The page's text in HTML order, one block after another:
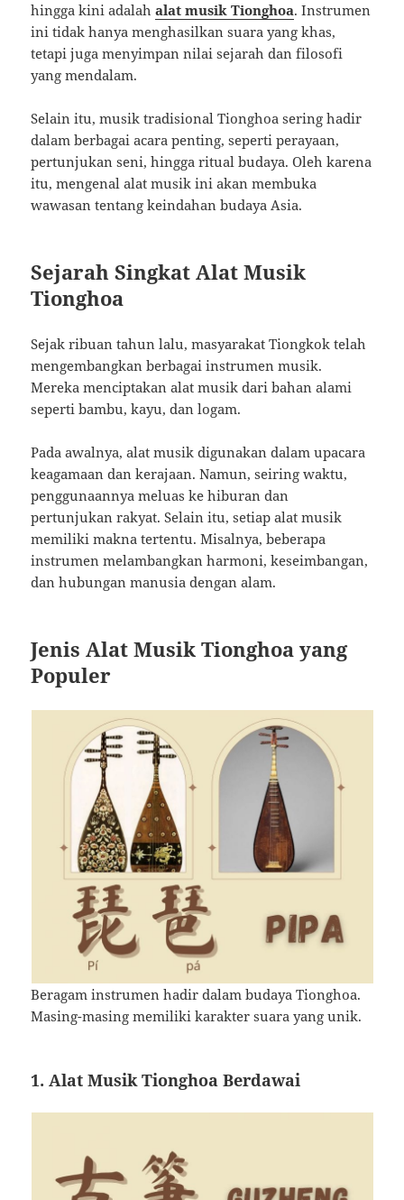
hingga kini adalahalat musik Tionghoa. Instrumen
ini tidak hanya menghasilkan suara yang khas,
tetapi juga menyimpan nilai sejarah dan filosofi
yang mendalam.
Selain itu, musik tradisional Tionghoa sering hadir
dalam berbagai acara penting, seperti perayaan,
pertunjukan seni, hingga ritual budaya. Oleh karena
itu, mengenal alat musik ini akan membuka
wawasan tentang keindahan budaya Asia.
Sejarah Singkat Alat Musik
Tionghoa
Sejak ribuan tahun lalu, masyarakat Tiongkok telah
mengembangkan berbagai instrumen musik.
Mereka menciptakan alat musik dari bahan alami
seperti bambu, kayu, dan logam.
Pada awalnya, alat musik digunakan dalam upacara
keagamaan dan kerajaan. Namun, seiring waktu,
penggunaannya meluas ke hiburan dan
pertunjukan rakyat. Selain itu, setiap alat musik
memiliki makna tertentu. Misalnya, beberapa
instrumen melambangkan harmoni, keseimbangan,
dan hubungan manusia dengan alam.
Jenis Alat Musik Tionghoa yang
Populer
Beragam instrumen hadir dalam budaya Tionghoa.
Masing-masing memiliki karakter suara yang unik.
1. Alat Musik Tionghoa Berdawai